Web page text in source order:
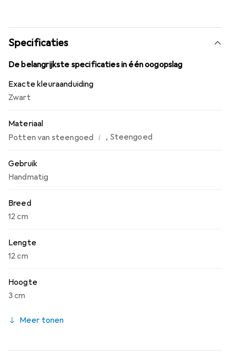
Specificaties
De belangrijkste specificaties in één oogopslag
Exacte kleuraanduiding
Zwart
Materiaal
Potten van steengoed i , Steengoed
Gebruik
Handmatig
Breed
12 cm
Lengte
12 cm
Hoogte
3 cm
Meer tonen